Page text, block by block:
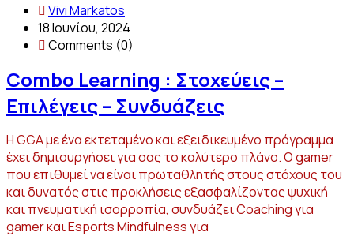
Vivi Markatos
18 Ιουνίου, 2024
Comments (0)
Combo Learning : Στοχεύεις –
Επιλέγεις – Συνδυάζεις
Η GGA με ένα εκτεταμένο και εξειδικευμένο πρόγραμμα
έχει δημιουργήσει για σας το καλύτερο πλάνο. Ο gamer
που επιθυμεί να είναι πρωταθλητής στους στόχους του
και δυνατός στις προκλήσεις εξασφαλίζοντας ψυχική
και πνευματική ισορροπία, συνδυάζει Coaching για
gamer και Esports Mindfulness για